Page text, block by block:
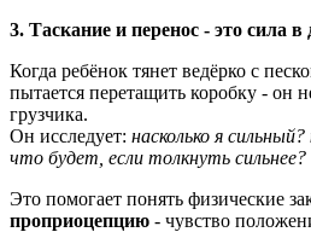
3. Таскание и перенос - это сила в
Когда ребёнок тянет ведёрко с
пытается перетащить коробку - он
грузчика.
Он исследует: насколько я
что будет, если толкнуть сильнее?
Это помогает понять физические
проприоцепцию - чувство